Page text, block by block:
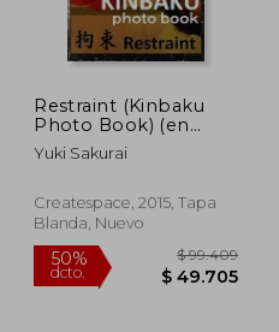
$
Restraint (Kinbaku
Photo Book) (en
Inglés)
Yuki Sakurai
Createspace, 2015, Tapa
Blanda, Nuevo